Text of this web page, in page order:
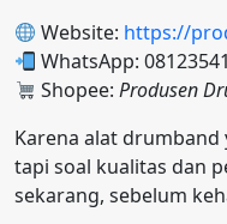
Website: https://
WhatsApp:
Shopee:Produsen
Karena alat drumband
tapi soal kualitas dan
sekarang, sebelum